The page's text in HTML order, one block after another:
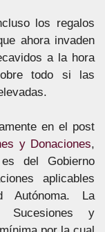
los regalos
ahora invaden
a la hora
todo si las
en el post
y Donaciones,
del Gobierno
aplicables
Autónoma. La
Sucesiones y